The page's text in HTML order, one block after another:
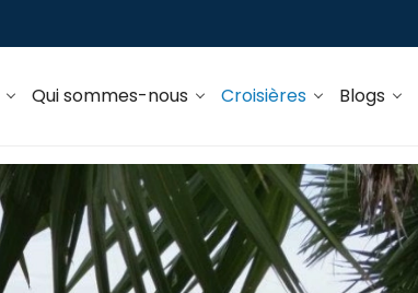
Qui sommes-nous Croisières Blogs